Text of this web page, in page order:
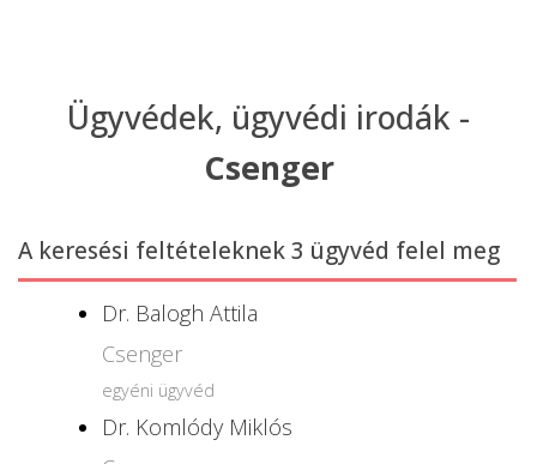
Ügyvédek, ügyvédi irodák -
Csenger
A keresési feltételeknek 3 ügyvéd felel meg
Dr. Balogh Attila
Csenger
egyéni ügyvéd
Dr. Komlódy Miklós